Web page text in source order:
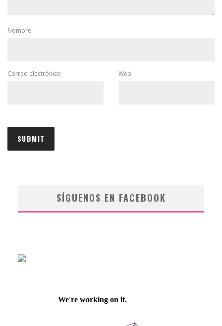
Nombre
Correo electrónico Web
SÍGUENOS EN FACEBOOK